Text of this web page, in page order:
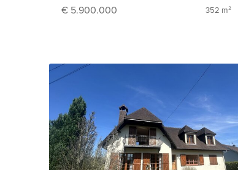
€ 5.900.000
352 m²